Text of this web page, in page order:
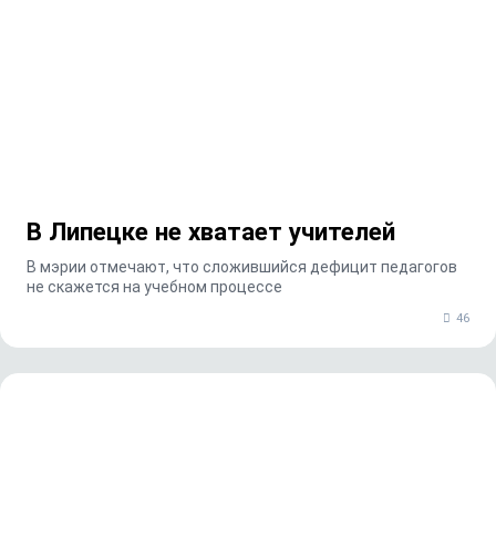
В Липецке не хватает учителей
В мэрии отмечают, что сложившийся дефицит педагогов
не скажется на учебном процессе
46